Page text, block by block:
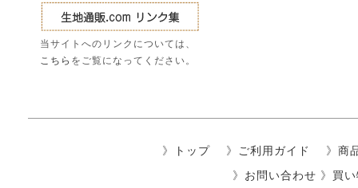
当サイトへのリンクについては、
こちら をご覧になってください。
》 トップ》 ご利用ガイド 》 商
》 お問い合わせ 》 買